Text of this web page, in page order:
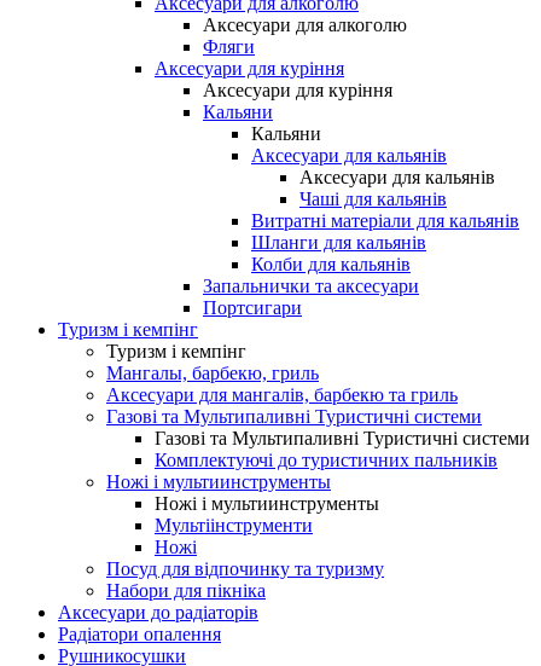
Аксесуари для алкоголю
Фляги
Аксесуари для куріння
Аксесуари для куріння
Кальяни
Кальяни
Аксесуари для кальянів
Аксесуари для кальянів
Чаші для кальянів
Витратні матеріали для кальянів
Шланги для кальянів
Колби для кальянів
Запальнички та аксесуари
Портсигари
Туризм і кемпінг
Туризм і кемпінг
Мангалы, барбекю, гриль
Аксесуари для мангалів, барбекю та гриль
Газові та Мультипаливні Туристичні системи
Газові та Мультипаливні Туристичні системи
Комплектуючі до туристичних пальників
Ножі і мультиинструменты
Ножі і мультиинструменты
Мультіінструменти
Ножі
Посуд для відпочинку та туризму
Набори для пікніка
Аксесуари до радіаторів
Радіатори опалення
Рушникосушки